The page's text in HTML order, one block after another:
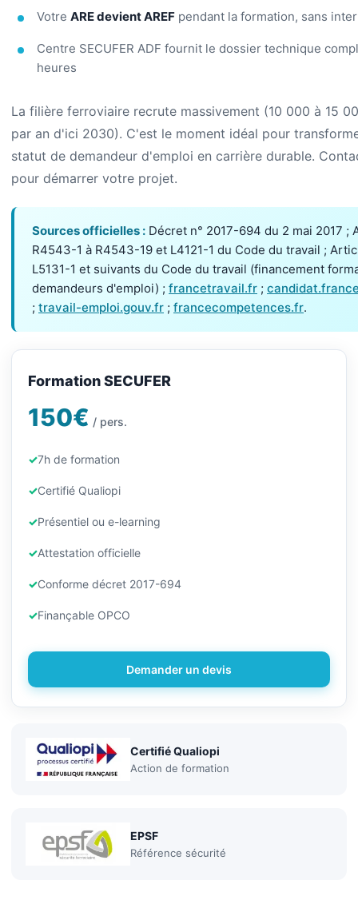
Votre ARE devient AREF pendant la formation, sans
Centre SECUFER ADF fournit le dossier technique
heures
La filière ferroviaire recrute massivement (10 000 à 15
par an d'ici 2030). C'est le moment idéal pour
statut de demandeur d'emploi en carrière durable.
pour démarrer votre projet.
Sources officielles : Décret n° 2017-694 du 2 mai 2017 ;
R4543-1 à R4543-19 et L4121-1 du Code du travail ;
L5131-1 et suivants du Code du travail (financement
demandeurs d'emploi) ; francetravail.fr ;
; travail-emploi.gouv.fr ; francecompetences.fr.
Formation SECUFER
150€ / pers.
7h de formation
Certifié Qualiopi
Présentiel ou e-learning
Attestation officielle
Conforme décret 2017-694
Finançable OPCO
Demander un devis
Certifié Qualiopi
Action de formation
EPSF
Référence sécurité